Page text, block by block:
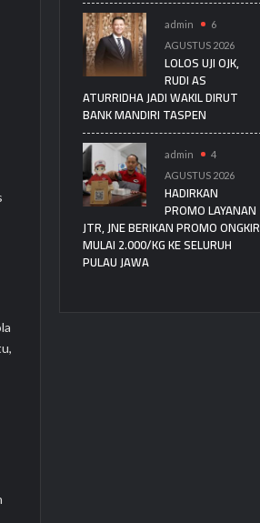
admin
6
AGUSTUS 2026
LOLOS UJI OJK,
RUDI AS
ATURRIDHA JADI WAKIL DIRUT
BANK MANDIRI TASPEN
admin
4
AGUSTUS 2026
HADIRKAN
PROMO LAYANAN
JTR, JNE BERIKAN PROMO ONGKIR
MULAI 2.000/KG KE SELURUH
PULAU JAWA